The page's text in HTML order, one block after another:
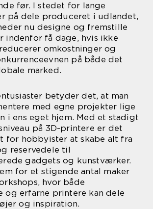
før. I stedet for lange
på dele produceret i udlandet,
nu designe og fremstille
indenfor få dage, hvis ikke
omkostninger og
på både det
marked.
betyder det, at man
med egne projekter lige
i ens eget hjem. Med et stadigt
på 3D-printere er det
for hobbyister at skabe alt fra
reservedele til
gadgets og kunstværker.
for et stigende antal maker
hvor både
og erfarne printere kan dele
og inspiration.